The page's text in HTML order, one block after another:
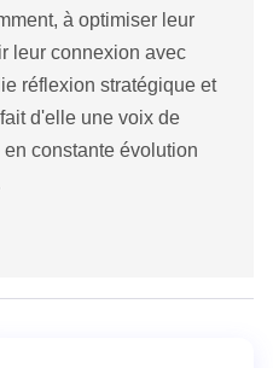
à optimiser leur
leur connexion avec
réflexion stratégique et
d'elle une voix de
constante évolution